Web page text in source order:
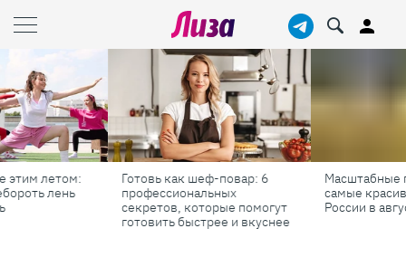
Готовь как шеф-повар: 6
профессиональных
секретов, которые помогут
готовить быстрее и вкуснее
Масштабные приключения:
самые красивые фестивали
России в августе